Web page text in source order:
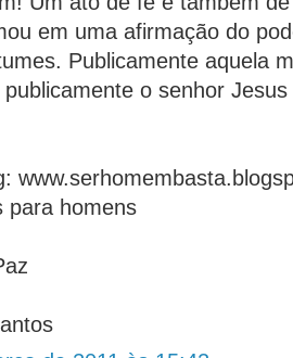
em uma afirmação do
Publicamente aquela
o senhor
para homens